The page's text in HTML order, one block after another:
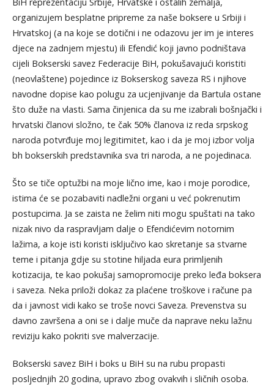
organizujem besplatne pripreme za naše boksere u Srbiji i
Hrvatskoj (a na koje se dotični i ne odazovu jer im je interes
djece na zadnjem mjestu) ili Efendić koji javno podništava
cijeli Bokserski savez Federacije BiH, pokušavajući koristiti
(neovlaštene) pojedince iz Bokserskog saveza RS i njihove
navodne dopise kao polugu za ucjenjivanje da Bartula ostane
što duže na vlasti. Sama činjenica da su me izabrali bošnjački i
hrvatski članovi složno, te čak 50% članova iz reda srpskog
naroda potvrđuje moj legitimitet, kao i da je moj izbor volja
bh bokserskih predstavnika sva tri naroda, a ne pojedinaca.
Što se tiče optužbi na moje lično ime, kao i moje porodice,
istima će se pozabaviti nadležni organi u već pokrenutim
postupcima. Ja se zaista ne želim niti mogu spuštati na tako
nizak nivo da raspravljam dalje o Efendićevim notornim
lažima, a koje isti koristi isključivo kao skretanje sa stvarne
teme i pitanja gdje su stotine hiljada eura primljenih
kotizacija, te kao pokušaj samopromocije preko leđa boksera
i saveza. Neka priloži dokaz za plaćene troškove i račune pa
da i javnost vidi kako se troše novci Saveza. Prevenstva su
davno završena a oni se i dalje muče da naprave neku lažnu
reviziju kako pokriti sve malverzacije.
Bokserski savez BiH i boks u BiH su na rubu propasti
posljednjih 20 godina, upravo zbog ovakvih i sličnih osoba.